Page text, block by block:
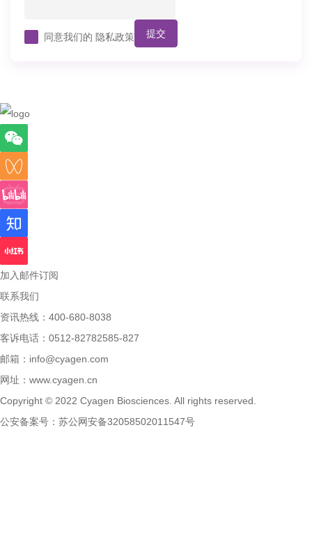
同意我们的 隐私政策 提交
加入邮件订阅
联系我们
资讯热线：400-680-8038
客诉电话：0512-82782585-827
邮箱： info@cyagen.com
网址： www.cyagen.cn
Copyright © 2022 Cyagen Biosciences. All rights reserved.
公安备案号： 苏公网安备32058502011547号